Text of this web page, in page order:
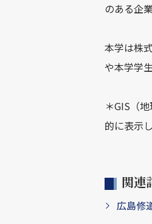
のある企
本学は株
や本学学
＊GIS（
的に表示
関連
広島修